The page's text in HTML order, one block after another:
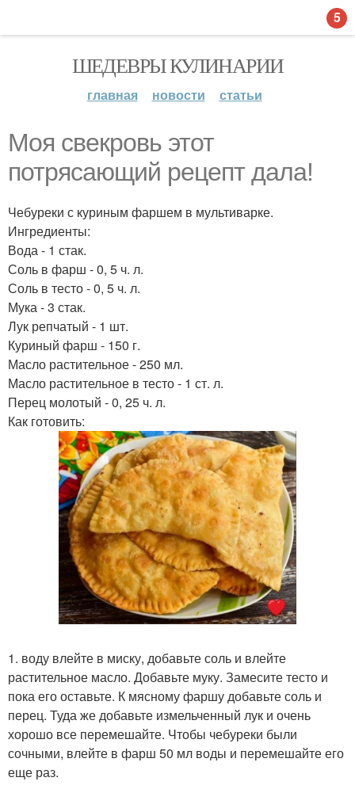
ШЕДЕВРЫ КУЛИНАРИИ
главная новости статьи
Моя свекровь этот
потрясающий рецепт дала!
Чебуреки с куриным фаршем в мультиварке.
Ингредиенты:
Вода - 1 стак.
Соль в фарш - 0, 5 ч. л.
Соль в тесто - 0, 5 ч. л.
Мука - 3 стак.
Лук репчатый - 1 шт.
Куриный фарш - 150 г.
Масло растительное - 250 мл.
Масло растительное в тесто - 1 ст. л.
Перец молотый - 0, 25 ч. л.
Как готовить:
1. воду влейте в миску, добавьте соль и влейте
растительное масло. Добавьте муку. Замесите тесто и
пока его оставьте. К мясному фаршу добавьте соль и
перец. Туда же добавьте измельченный лук и очень
хорошо все перемешайте. Чтобы чебуреки были
сочными, влейте в фарш 50 мл воды и перемешайте его
еще раз.
5